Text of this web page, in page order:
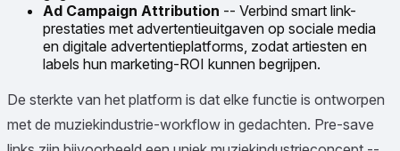
Ad Campaign Attribution -- Verbind smart link-
prestaties met advertentieuitgaven op sociale media
en digitale advertentieplatforms, zodat artiesten en
labels hun marketing-ROI kunnen begrijpen.
De sterkte van het platform is dat elke functie is ontworpen
met de muziekindustrie-workflow in gedachten. Pre-save